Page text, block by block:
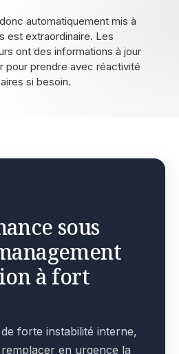
automatiquement mis à
est extraordinaire. Les
ont des informations à jour
pour prendre avec réactivité
si besoin.
sous
à fort
forte instabilité interne,
en urgence la